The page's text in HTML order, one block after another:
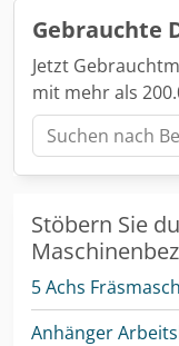
Gebrauchte
Jetzt
mit mehr als
Stöbern Sie
5 Achs
Anhänger